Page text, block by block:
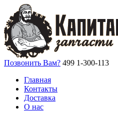
Позвонить Вам? 499 1-300-113
Главная
Контакты
Доставка
О нас